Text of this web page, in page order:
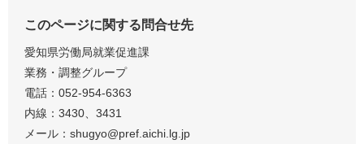
このページに関する問合せ先
愛知県労働局就業促進課
業務・調整グループ
電話：052-954-6363
内線：3430、3431
メール： shugyo@pref.aichi.lg.jp